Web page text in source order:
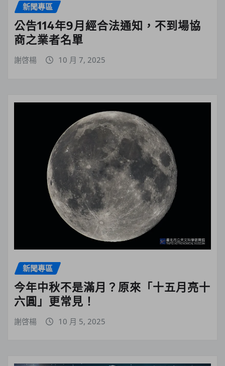
新聞專區
公告114年9月經合法通知，不到場協
商之業者名單
謝啓楊 10 月 7, 2025
新聞專區
今年中秋不是滿月？原來「十五月亮十
六圓」更常見！
謝啓楊 10 月 5, 2025